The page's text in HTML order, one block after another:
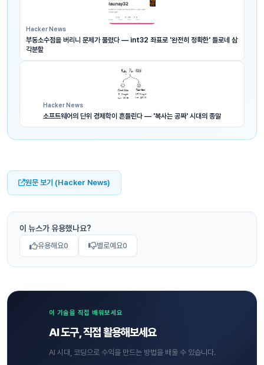
Hacker News
부동소수점을 버리니 문제가 풀렸다 — int32 좌표로 '완전히 정확한' 들로네 삼
각분할
Hacker News
소프트웨어의 단위 경제학이 흔들린다 — '복사는 공짜' 시대의 종말
원문 보기 (Hacker News)
이 뉴스가 유용했나요?
유용해요0 별로예요0
이 기술을 직접 배워보세요
AI 도구, 직접 활용해보세요
AI 시대, 코딩으로 수익을 만드는 방법을 배울 수 있습니다.